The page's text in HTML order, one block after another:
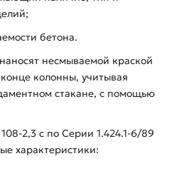
бетона.
несмываемой краской
колонны, учитывая
стакане, с помощью
2,3 с по Серии 1.424.1-6/89
характеристики: